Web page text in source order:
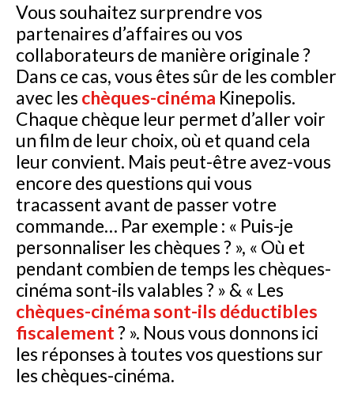
Vous souhaitez surprendre vos
partenaires d’affaires ou vos
collaborateurs de manière originale ?
Dans ce cas, vous êtes sûr de les combler
avec les chèques-cinéma Kinepolis.
Chaque chèque leur permet d’aller voir
un film de leur choix, où et quand cela
leur convient. Mais peut-être avez-vous
encore des questions qui vous
tracassent avant de passer votre
commande… Par exemple : « Puis-je
personnaliser les chèques ? », « Où et
pendant combien de temps les chèques-
cinéma sont-ils valables ? » & « Les
chèques-cinéma sont-ils déductibles
fiscalement? ». Nous vous donnons ici
les réponses à toutes vos questions sur
les chèques-cinéma.